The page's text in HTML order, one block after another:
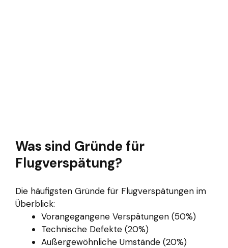
Was sind Gründe für
Flugverspätung?
Die häufigsten Gründe für Flugverspätungen im
Überblick:
Vorangegangene Verspätungen (50%)
Technische Defekte (20%)
Außergewöhnliche Umstände (20%)